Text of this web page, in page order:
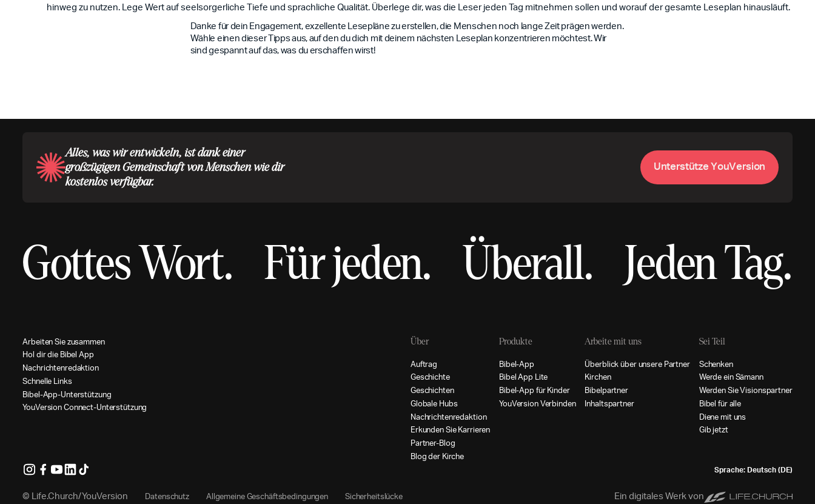
hinweg zu nutzen. Lege Wert auf seelsorgerliche Tiefe und sprachliche Qualität. Überlege dir, was die Leser jeden Tag mitnehmen sollen und worauf der gesamte Leseplan hinausläuft.
Danke für dein Engagement, exzellente Lesepläne zu erstellen, die Menschen noch lange Zeit prägen werden.
Wähle einen dieser Tipps aus, auf den du dich mit deinem nächsten Leseplan konzentrieren möchtest. Wir
sind gespannt auf das, was du erschaffen wirst!
Alles, was wir entwickeln, ist dank einer
großzügigen Gemeinschaft von Menschen wie dir
kostenlos verfügbar.
UnterstützeYouVersion
Gottes Wort. Für jeden. Überall. Jeden Tag.
ArbeitenSiezusammen
Hol dirdie Bibel App
Nachrichtenredaktion
Schnelle Links
Bibel-App-Unterstützung
YouVersionConnect-Unterstützung
Über
Auftrag
Geschichte
Geschichten
Globale Hubs
Nachrichtenredaktion
ErkundenSie Karrieren
Partner-Blog
Blogder Kirche
Produkte
Bibel-App
BibelApp L ite
Bibel-App für Kinder
YouVersionVerbinden
Arbeite mit uns
Überblicküberunsere Partner
Kirchen
Bibelpartner
Inhaltspartner
Sei Teil
Schenken
WerdeeinSämann
WerdenSieVisionspartner
Bibel füralle
Dienemituns
Gibjetzt
Sprache: Deutsch (DE)
© Life.Church/YouVersion Datenschutz AllgemeineGeschäftsbedingungen Sicherheitslücke Ein digitales Werk von